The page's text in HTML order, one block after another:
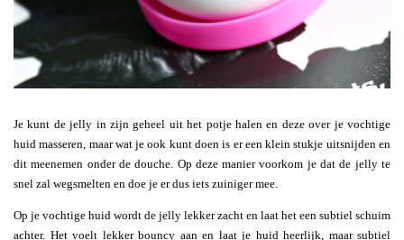
Je kunt de jelly in zijn geheel uit het potje halen en deze over je vochtige
huid masseren, maar wat je ook kunt doen is er een klein stukje uitsnijden en
dit meenemen onder de douche. Op deze manier voorkom je dat de jelly te
snel zal wegsmelten en doe je er dus iets zuiniger mee.
Op je vochtige huid wordt de jelly lekker zacht en laat het een subtiel schuim
achter. Het voelt lekker bouncy aan en laat je huid heerlijk, maar subtiel